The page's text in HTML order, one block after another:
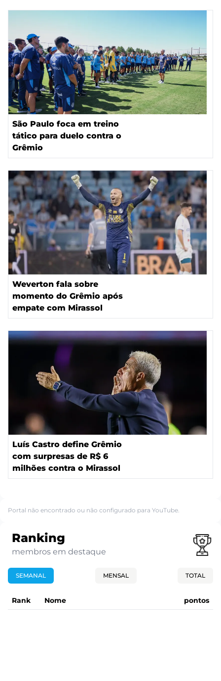
São Paulo foca em treino
tático para duelo contra o
Grêmio
Weverton fala sobre
momento do Grêmio após
empate com Mirassol
Luís Castro define Grêmio
com surpresas de R$ 6
milhões contra o Mirassol
Portal não encontrado ou não configurado para YouTube.
Ranking
membros em destaque
SEMANAL MENSAL TOTAL
Rank Nome pontos